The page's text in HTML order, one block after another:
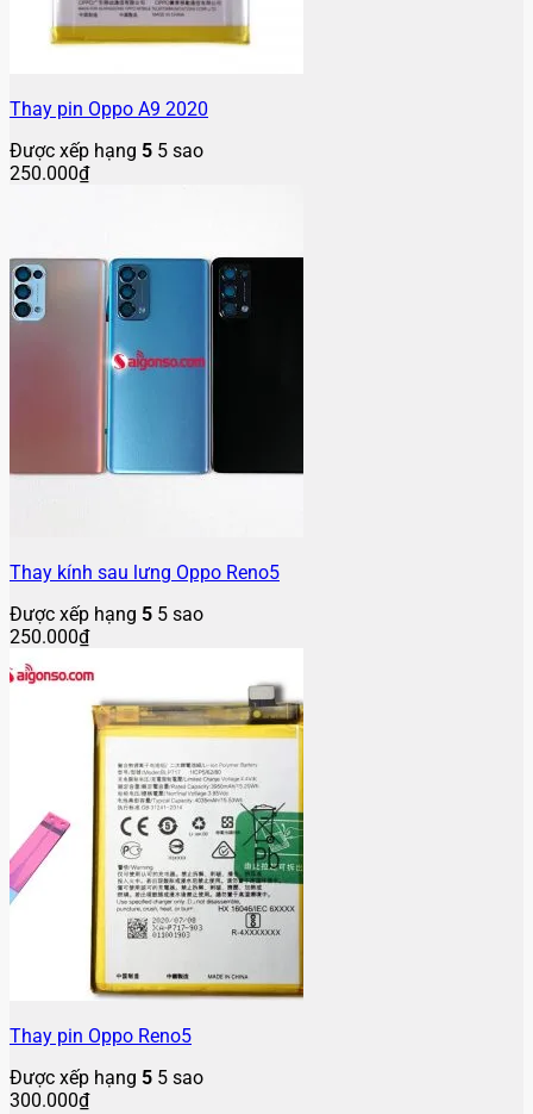
Thay pin Oppo A9 2020
Được xếp hạng 5 5 sao
250.000₫
Thay kính sau lưng Oppo Reno5
Được xếp hạng 5 5 sao
250.000₫
Thay pin Oppo Reno5
Được xếp hạng 5 5 sao
300.000₫